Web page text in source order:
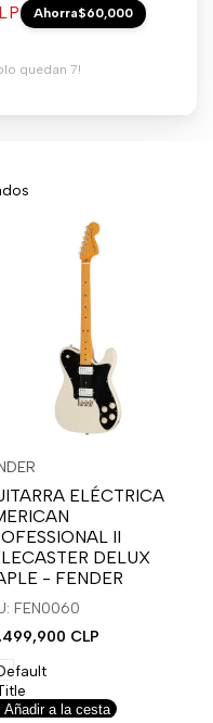
Ahorra$60,000
quedan 7!
sesión
para
usar
Compare
Vista
ELÉCTRICA
II
DELUX
- FENDER
FEN0060
CLP
Añadir a la cesta